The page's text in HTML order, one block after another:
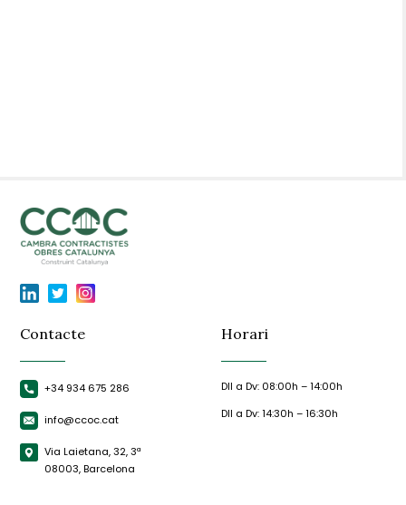
Contacte
+34 934 675 286
info@ccoc.cat
Via Laietana, 32, 3ª
08003, Barcelona
Horari
Dll a Dv: 08:00h – 14:00h
Dll a Dv: 14:30h – 16:30h